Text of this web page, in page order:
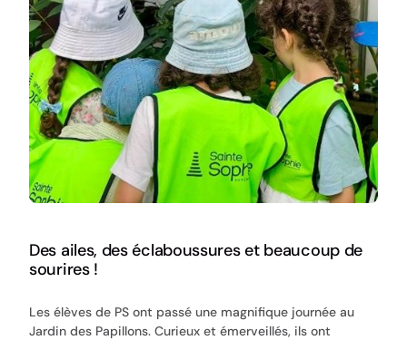
Des ailes, des éclaboussures et beaucoup de
sourires !
Les élèves de PS ont passé une magnifique journée au
Jardin des Papillons. Curieux et émerveillés, ils ont